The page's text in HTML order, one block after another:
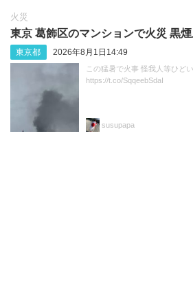
火災
東京 葛飾区のマンションで火災 黒
東京都 2026年8月1日14:49
この猛暑で火事 怪我人等ひど
https://t.co/SqqeebSdaI
susupapa